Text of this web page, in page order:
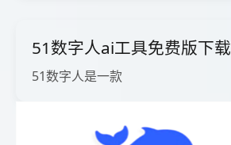
51数字人ai工具免费版下载
51数字人是一款